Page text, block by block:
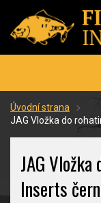
Úvodní strana
JAG Vložka do
JAG
Inserts